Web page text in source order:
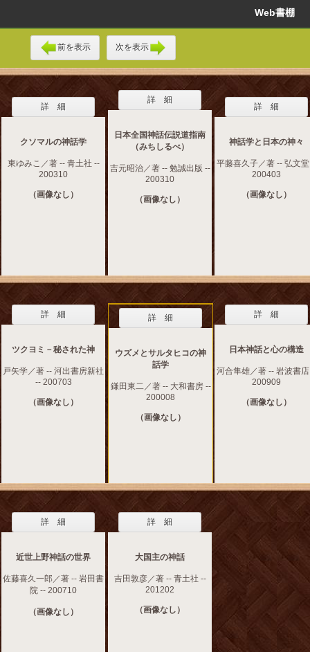
Web書棚
前を表示 次を表示
詳 細
クソマルの神話学
東ゆみこ／著 -- 青土社 --
200310
（画像なし）
詳 細
日本全国神話伝説道指南
（みちしるべ）
吉元昭治／著 -- 勉誠出版 --
200310
（画像なし）
詳 細
神話学と日本の神々
平藤喜久子／著 -- 弘文
200403
（画像なし）
詳 細
ツクヨミ－秘された神
戸矢学／著 -- 河出書房新社
-- 200703
（画像なし）
詳 細
ウズメとサルタヒコの神
話学
鎌田東二／著 -- 大和書房 --
200008
（画像なし）
詳 細
日本神話と心の構造
河合隼雄／著 -- 岩波書
200909
（画像なし）
詳 細
近世上野神話の世界
佐藤喜久一郎／著 -- 岩田書
院 -- 200710
（画像なし）
詳 細
大国主の神話
吉田敦彦／著 -- 青土社 --
201202
（画像なし）